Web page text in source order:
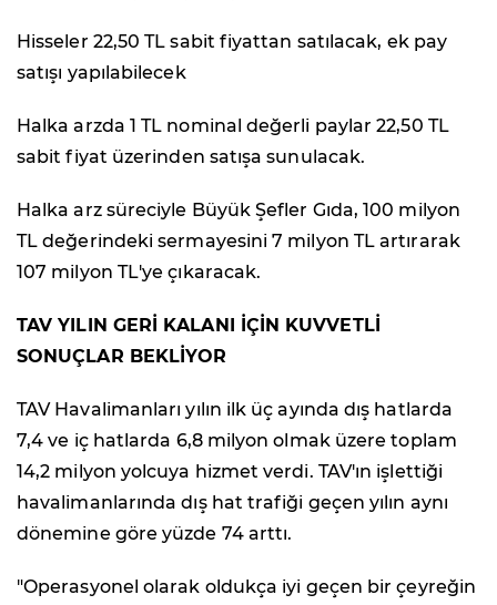
Hisseler 22,50 TL sabit fiyattan satılacak, ek pay
satışı yapılabilecek
Halka arzda 1 TL nominal değerli paylar 22,50 TL
sabit fiyat üzerinden satışa sunulacak.
Halka arz süreciyle Büyük Şefler Gıda, 100 milyon
TL değerindeki sermayesini 7 milyon TL artırarak
107 milyon TL'ye çıkaracak.
TAV YILIN GERİ KALANI İÇİN KUVVETLİ
SONUÇLAR BEKLİYOR
TAV Havalimanları yılın ilk üç ayında dış hatlarda
7,4 ve iç hatlarda 6,8 milyon olmak üzere toplam
14,2 milyon yolcuya hizmet verdi. TAV'ın işlettiği
havalimanlarında dış hat trafiği geçen yılın aynı
dönemine göre yüzde 74 arttı.
"Operasyonel olarak oldukça iyi geçen bir çeyreğin